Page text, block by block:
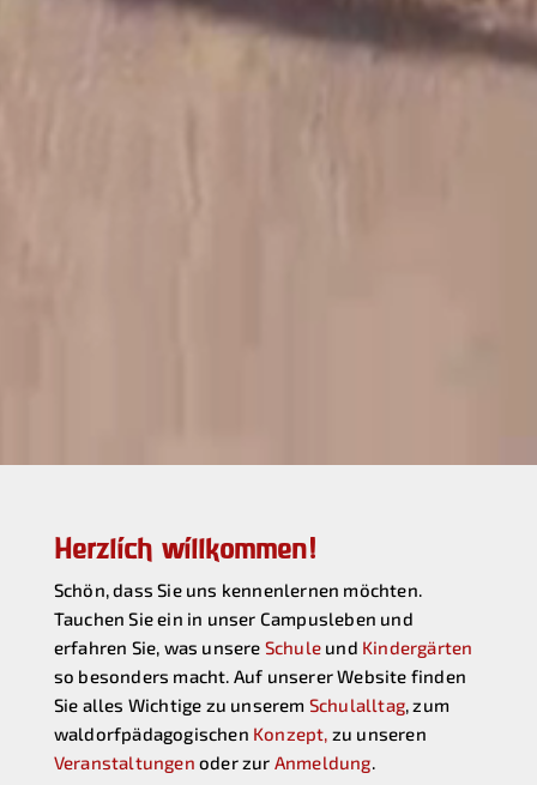
Herzlich willkommen!
Schön, dass Sie uns kennenlernen möchten.
Tauchen Sie ein in unser Campusleben und
erfahren Sie, was unsere Schule und Kindergärten
so besonders macht. Auf unserer Website finden
Sie alles Wichtige zu unserem Schulalltag, zum
waldorfpädagogischen Konzept, zu unseren
Veranstaltungen oder zur Anmeldung.